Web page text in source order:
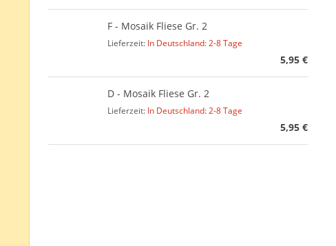
F - Mosaik Fliese Gr. 2
Lieferzeit: In Deutschland: 2-8 Tage
5,95 €
D - Mosaik Fliese Gr. 2
Lieferzeit: In Deutschland: 2-8 Tage
5,95 €